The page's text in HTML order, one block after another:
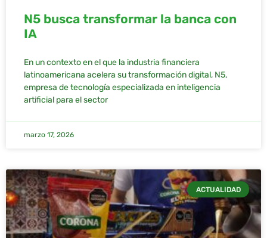
N5 busca transformar la banca con
IA
En un contexto en el que la industria financiera
latinoamericana acelera su transformación digital, N5,
empresa de tecnología especializada en inteligencia
artificial para el sector
marzo 17, 2026
ACTUALIDAD